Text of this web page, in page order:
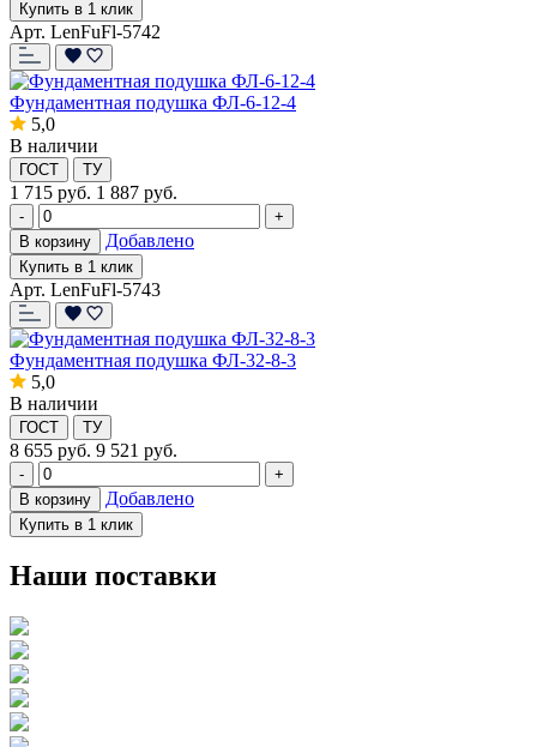
Купить в 1 клик
Арт. LenFuFl-5742
Фундаментная подушка ФЛ-6-12-4
5,0
В наличии
ГОСТ ТУ
1 715 руб. 1 887 руб.
-
+
В корзину
Добавлено
Купить в 1 клик
Арт. LenFuFl-5743
Фундаментная подушка ФЛ-32-8-3
5,0
В наличии
ГОСТ ТУ
8 655 руб. 9 521 руб.
-
+
В корзину
Добавлено
Купить в 1 клик
Наши поставки